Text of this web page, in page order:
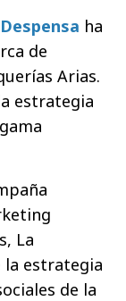
ha
de
Arias.
estrategia
La
la estrategia
de la